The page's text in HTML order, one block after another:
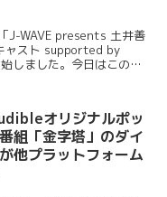
J-WAVE presents 土井善
ャスト supported by
しました。今日はこのニ
オリジナルポッ
組「金字塔」のダイ
他プラットフォーム